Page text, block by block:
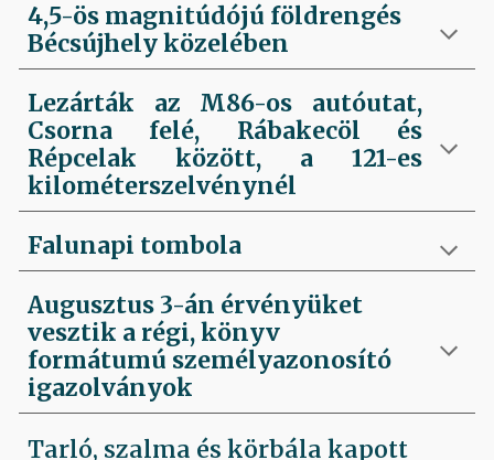
4,5-ös magnitúdójú földrengés
Bécsújhely közelében
Lezárták az M86-os autóutat,
Csorna felé, Rábakecöl és
Répcelak között, a 121-es
kilométerszelvénynél
Falunapi tombola
Augusztus 3-án érvényüket
vesztik a régi, könyv
formátumú személyazonosító
igazolványok
Tarló, szalma és körbála kapott